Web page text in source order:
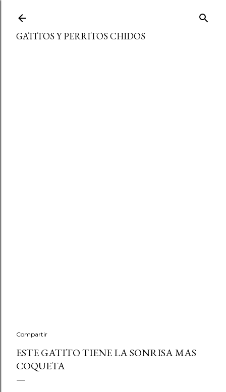
GATITOS Y PERRITOS CHIDOS
Compartir
ESTE GATITO TIENE LA SONRISA MAS
COQUETA